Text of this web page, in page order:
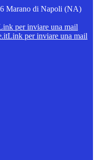
Marano di Napoli (NA)
per inviare una mail
Link per inviare una mail